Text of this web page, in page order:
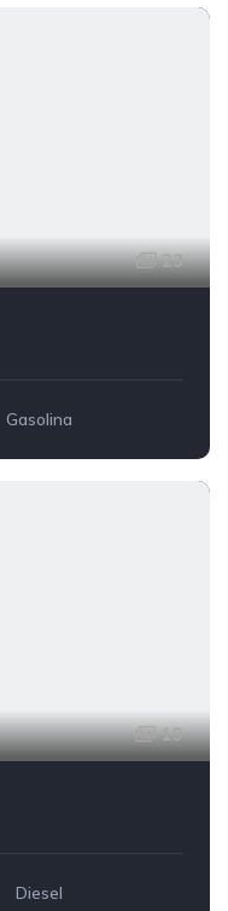
23
Gasolina
19
Diesel